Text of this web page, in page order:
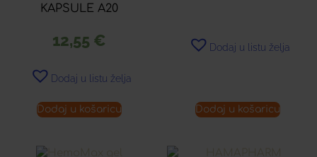
KAPSULE A20
12,55 €
Dodaj u listu želja
Dodaj u košaricu
Dodaj u listu želja
Dodaj u košaricu